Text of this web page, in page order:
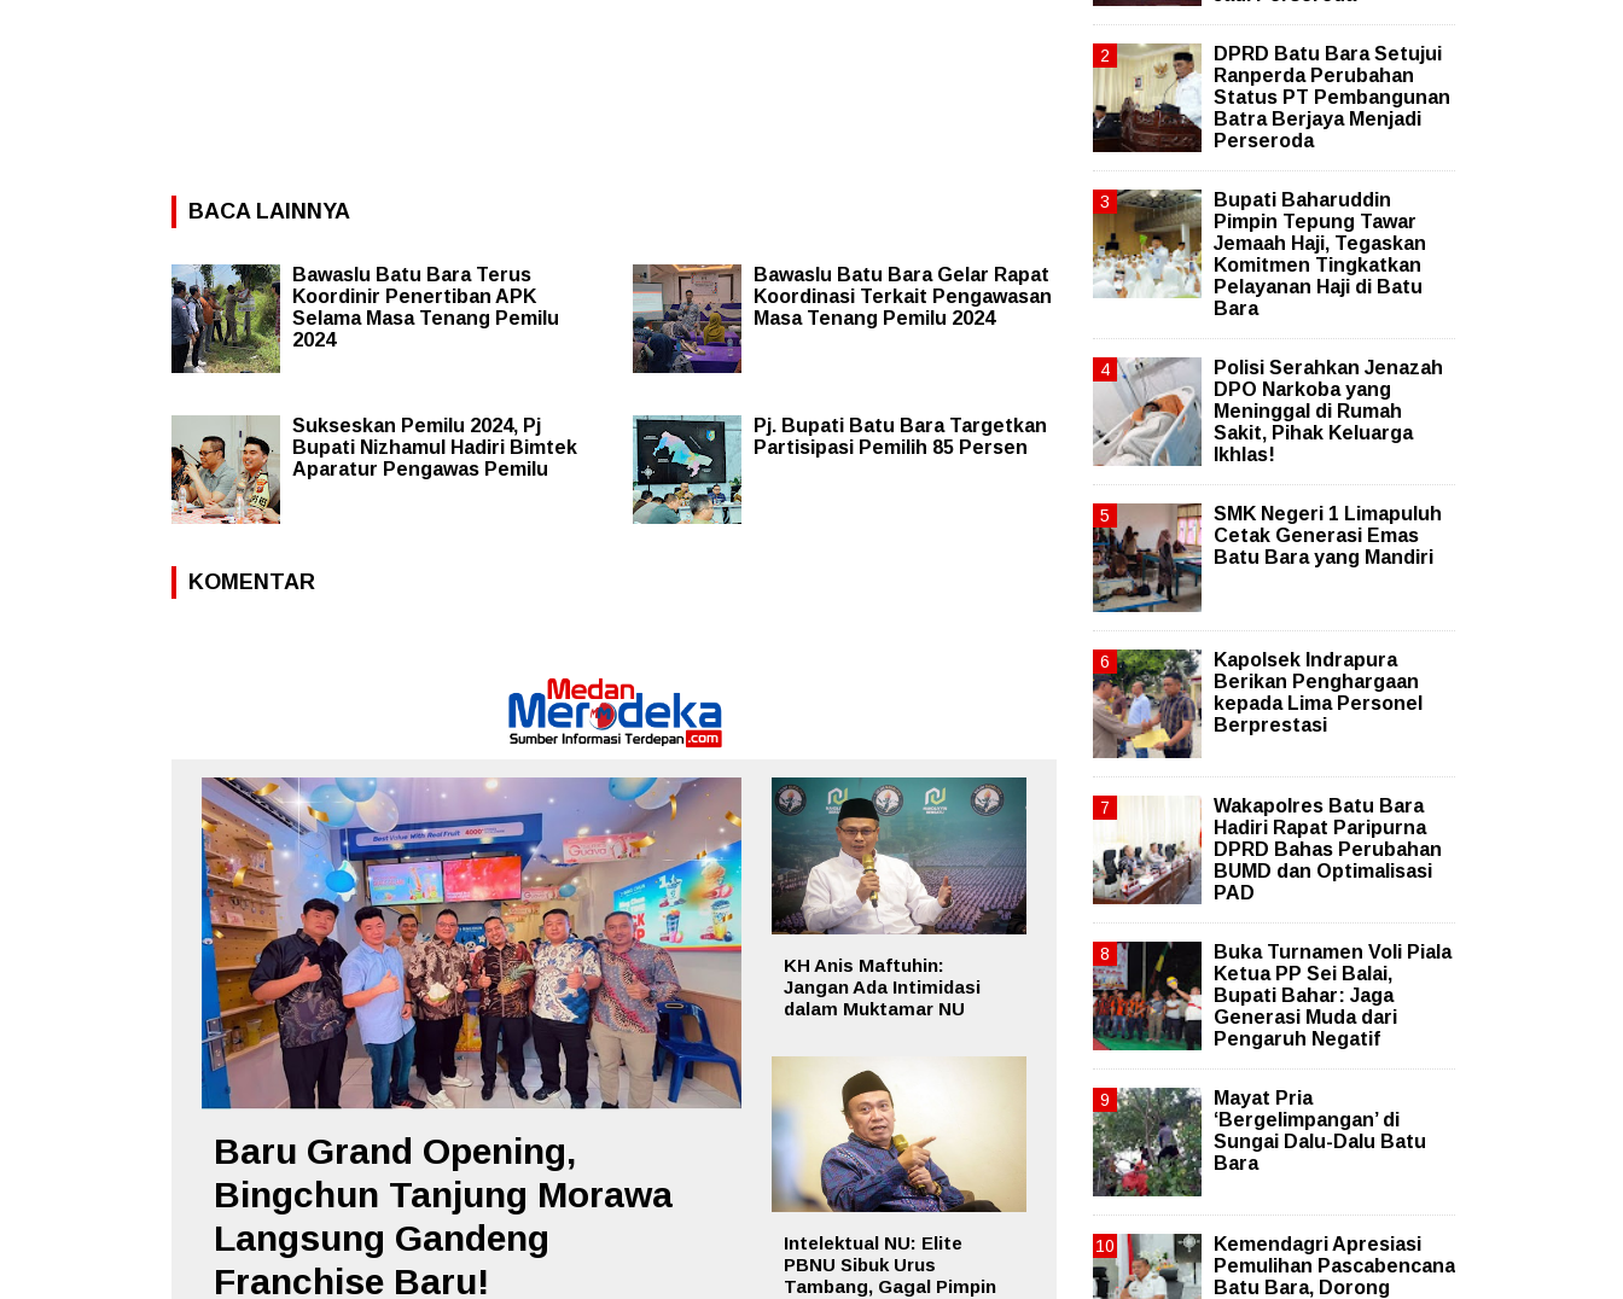
BACA LAINNYA
Bawaslu Batu Bara Terus
Koordinir Penertiban APK
Selama Masa Tenang Pemilu
2024
Bawaslu Batu Bara Gelar Rapat
Koordinasi Terkait Pengawasan
Masa Tenang Pemilu 2024
Sukseskan Pemilu 2024, Pj
Bupati Nizhamul Hadiri Bimtek
Aparatur Pengawas Pemilu
Pj. Bupati Batu Bara Targetkan
Partisipasi Pemilih 85 Persen
KOMENTAR
Baru Grand Opening,
Bingchun Tanjung Morawa
Langsung Gandeng
Franchise Baru!
KH Anis Maftuhin:
Jangan Ada Intimidasi
dalam Muktamar NU
Intelektual NU: Elite
PBNU Sibuk Urus
Tambang, Gagal Pimpin
DPRD Batu Bara Setujui
Ranperda Perubahan
Status PT Pembangunan
Batra Berjaya Menjadi
Perseroda
Bupati Baharuddin
Pimpin Tepung Tawar
Jemaah Haji, Tegaskan
Komitmen Tingkatkan
Pelayanan Haji di Batu
Bara
Polisi Serahkan Jenazah
DPO Narkoba yang
Meninggal di Rumah
Sakit, Pihak Keluarga
Ikhlas!
SMK Negeri 1 Limapuluh
Cetak Generasi Emas
Batu Bara yang Mandiri
Kapolsek Indrapura
Berikan Penghargaan
kepada Lima Personel
Berprestasi
Wakapolres Batu Bara
Hadiri Rapat Paripurna
DPRD Bahas Perubahan
BUMD dan Optimalisasi
PAD
Buka Turnamen Voli Piala
Ketua PP Sei Balai,
Bupati Bahar: Jaga
Generasi Muda dari
Pengaruh Negatif
Mayat Pria
‘Bergelimpangan’ di
Sungai Dalu-Dalu Batu
Bara
Kemendagri Apresiasi
Pemulihan Pascabencana
Batu Bara, Dorong